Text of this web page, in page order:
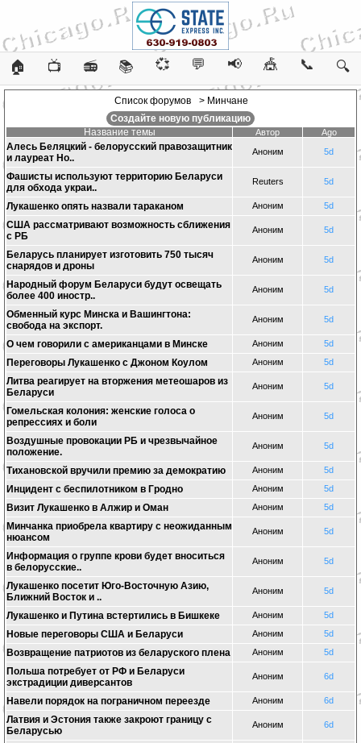
🏠 📺 📻 📚 💞 💬 📢 🎪 📞 🔍
Список форумов
> Минчане
Создайте новую публикацию
Название темы
Автор Ago
Алесь Беляцкий - белорусский правозащитник
и лауреат Но..
Аноним 5d
Фашисты используют территорию Беларуси
для обхода украи..
Reuters 5d
Лукашенко опять назвали тараканом Аноним 5d
США рассматривают возможность сближения
с РБ
Аноним 5d
Беларусь планирует изготовить 750 тысяч
снарядов и дроны
Аноним 5d
Народный форум Беларуси будут освещать
более 400 иностр..
Аноним 5d
Обменный курс Минска и Вашингтона:
свобода на экспорт.
Аноним 5d
O чем говорили с американцами в Минске Аноним 5d
Переговоры Лукашенко с Джоном Коулом Аноним 5d
Литва реагирует на вторжения метеошаров из
Беларуси
Аноним 5d
Гомельская колония: женские голоса о
репрессиях и боли
Аноним 5d
Воздушные провокации РБ и чрезвычайное
положение.
Аноним 5d
Тихановской вручили премию за демократию Аноним 5d
Инцидент с беспилотником в Гродно Аноним 5d
Визит Лукашенко в Алжир и Оман Аноним 5d
Минчанка приобрела квартиру с неожиданным
нюансом
Аноним 5d
Информация о группе крови будет вноситься
в белорусские..
Аноним 5d
Лукашенко посетит Юго-Восточную Азию,
Ближний Восток и ..
Аноним 5d
Лукашенко и Путина встертились в Бишкеке Аноним 5d
Новые переговоры США и Беларуси Аноним 5d
Возвращение патриотов из беларуского плена Аноним 5d
Польша потребует от РФ и Беларуси
экстрадиции диверсантов
Аноним 6d
Навели порядок на пограничном переезде Аноним 6d
Латвия и Эстония также закроют границу с
Беларусью
Аноним 6d